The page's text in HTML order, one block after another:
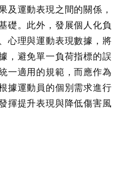
及運動表現之間的關係，
礎。此外，發展個人化負
心理與運動表現數據，將
，避免單一負荷指標的誤
一適用的規範，而應作為
據運動員的個別需求進行
揮提升表現與降低傷害風